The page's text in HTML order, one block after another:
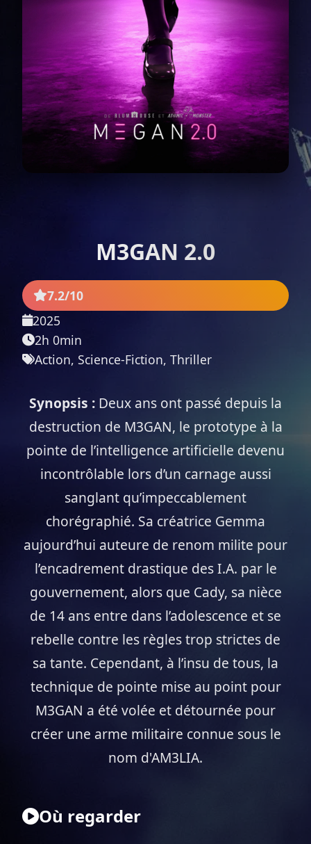
M3GAN 2.0
7.2/10
2025
2h 0min
Action, Science-Fiction, Thriller
Synopsis : Deux ans ont passé depuis la
destruction de M3GAN, le prototype à la
pointe de l’intelligence artificielle devenu
incontrôlable lors d’un carnage aussi
sanglant qu’impeccablement
chorégraphié. Sa créatrice Gemma
aujourd’hui auteure de renom milite pour
l’encadrement drastique des I.A. par le
gouvernement, alors que Cady, sa nièce
de 14 ans entre dans l’adolescence et se
rebelle contre les règles trop strictes de
sa tante. Cependant, à l’insu de tous, la
technique de pointe mise au point pour
M3GAN a été volée et détournée pour
créer une arme militaire connue sous le
nom d'AM3LIA.
Où regarder